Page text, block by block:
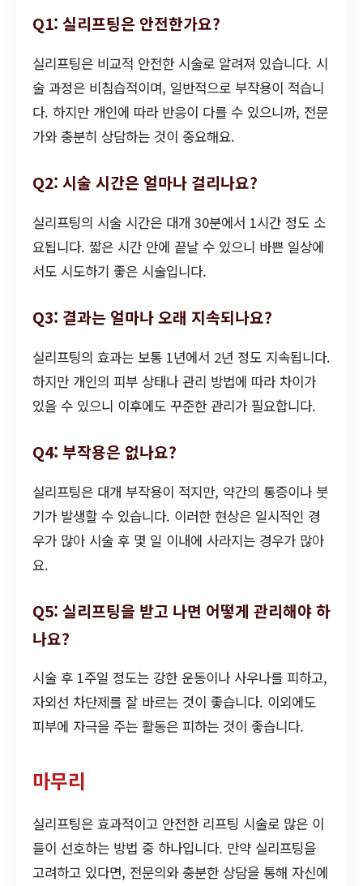
Q1: 실리프팅은 안전한가요?
실리프팅은 비교적 안전한 시술로 알려져 있습니다. 시
술 과정은 비침습적이며, 일반적으로 부작용이 적습니
다. 하지만 개인에 따라 반응이 다를 수 있으니까, 전문
가와 충분히 상담하는 것이 중요해요.
Q2: 시술 시간은 얼마나 걸리나요?
실리프팅의 시술 시간은 대개 30분에서 1시간 정도 소
요됩니다. 짧은 시간 안에 끝날 수 있으니 바쁜 일상에
서도 시도하기 좋은 시술입니다.
Q3: 결과는 얼마나 오래 지속되나요?
실리프팅의 효과는 보통 1년에서 2년 정도 지속됩니다.
하지만 개인의 피부 상태나 관리 방법에 따라 차이가
있을 수 있으니 이후에도 꾸준한 관리가 필요합니다.
Q4: 부작용은 없나요?
실리프팅은 대개 부작용이 적지만, 약간의 통증이나 붓
기가 발생할 수 있습니다. 이러한 현상은 일시적인 경
우가 많아 시술 후 몇 일 이내에 사라지는 경우가 많아
요.
Q5: 실리프팅을 받고 나면 어떻게 관리해야 하
나요?
시술 후 1주일 정도는 강한 운동이나 사우나를 피하고,
자외선 차단제를 잘 바르는 것이 좋습니다. 이외에도
피부에 자극을 주는 활동은 피하는 것이 좋습니다.
마무리
실리프팅은 효과적이고 안전한 리프팅 시술로 많은 이
들이 선호하는 방법 중 하나입니다. 만약 실리프팅을
고려하고 있다면, 전문의와 충분한 상담을 통해 자신에